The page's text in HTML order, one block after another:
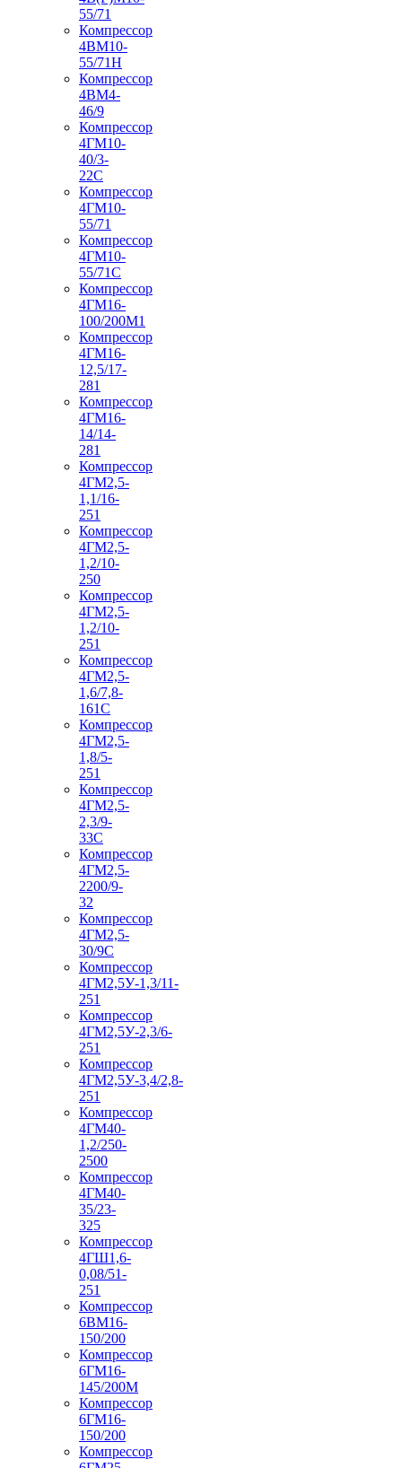
55/71
Компрессор
4ВМ10-
55/71Н
Компрессор
4ВМ4-
46/9
Компрессор
4ГМ10-
40/3-
22С
Компрессор
4ГМ10-
55/71
Компрессор
4ГМ10-
55/71С
Компрессор
4ГМ16-
100/200М1
Компрессор
4ГМ16-
12,5/17-
281
Компрессор
4ГМ16-
14/14-
281
Компрессор
4ГМ2,5-
1,1/16-
251
Компрессор
4ГМ2,5-
1,2/10-
250
Компрессор
4ГМ2,5-
1,2/10-
251
Компрессор
4ГМ2,5-
1,6/7,8-
161С
Компрессор
4ГМ2,5-
1,8/5-
251
Компрессор
4ГМ2,5-
2,3/9-
33С
Компрессор
4ГМ2,5-
2200/9-
32
Компрессор
4ГМ2,5-
30/9С
Компрессор
4ГМ2,5У-1,3/11-
251
Компрессор
4ГМ2,5У-2,3/6-
251
Компрессор
4ГМ2,5У-3,4/2,8-
251
Компрессор
4ГМ40-
1,2/250-
2500
Компрессор
4ГМ40-
35/23-
325
Компрессор
4ГШ1,6-
0,08/51-
251
Компрессор
6ВМ16-
150/200
Компрессор
6ГМ16-
145/200М
Компрессор
6ГМ16-
150/200
Компрессор